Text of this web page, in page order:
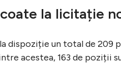
la licitație
dispoziție un total de
acestea, 163 de poziții